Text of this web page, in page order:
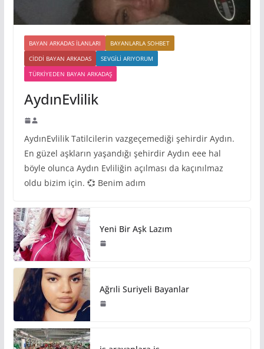
BAYAN ARKADAS ILANLARI
BAYANLARLA SOHBET
CIDDI BAYAN ARKADAS
SEVGILI ARIYORUM
TÜRKIYEDEN BAYAN ARKADAŞ
AydınEvlilik
AydınEvlilik Tatilcilerin vazgeçemediği şehirdir Aydın.
En güzel aşkların yaşandığı şehirdir Aydın eee hal
böyle olunca Aydın Evliliğin açılması da kaçınılmaz
oldu bizim için. 💞 Benim adım
Yeni Bir Aşk Lazım
Ağrıli Suriyeli Bayanlar